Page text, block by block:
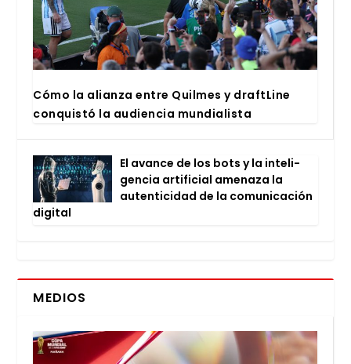
Cómo la alian­za entre Quil­mes y draftLi­ne
con­quis­tó la audien­cia mun­dia­lis­ta
El avan­ce de los bots y la inte­li­
gen­cia arti­fi­cial ame­na­za la
auten­ti­ci­dad de la comu­ni­ca­ción
digi­tal
MEDIOS